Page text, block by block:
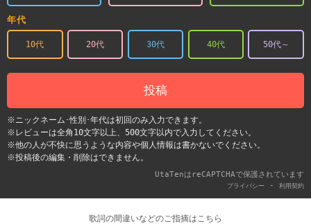
年代
10代 20代 30代 40代 50代～
投稿
※ニックネーム･性別･年代は初回のみ入力できます。
※レビューは全角10文字以上、500文字以内で入力してください。
※他の人が不快に思うような内容や個人情報は書かないでください。
※投稿後の編集・削除はできません。
UtaTenはreCAPTCHAで保護されています
プライバシー - 利用契約
歌詞の間違いなどのご指摘はこちら